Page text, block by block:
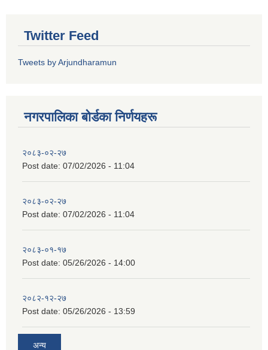
Twitter Feed
Tweets by Arjundharamun
नगरपालिका बाेर्डका निर्णयहरू
२०८३-०२-२७
Post date: 07/02/2026 - 11:04
२०८३-०२-२७
Post date: 07/02/2026 - 11:04
२०८३-०१-१७
Post date: 05/26/2026 - 14:00
२०८२-१२-२७
Post date: 05/26/2026 - 13:59
अन्य